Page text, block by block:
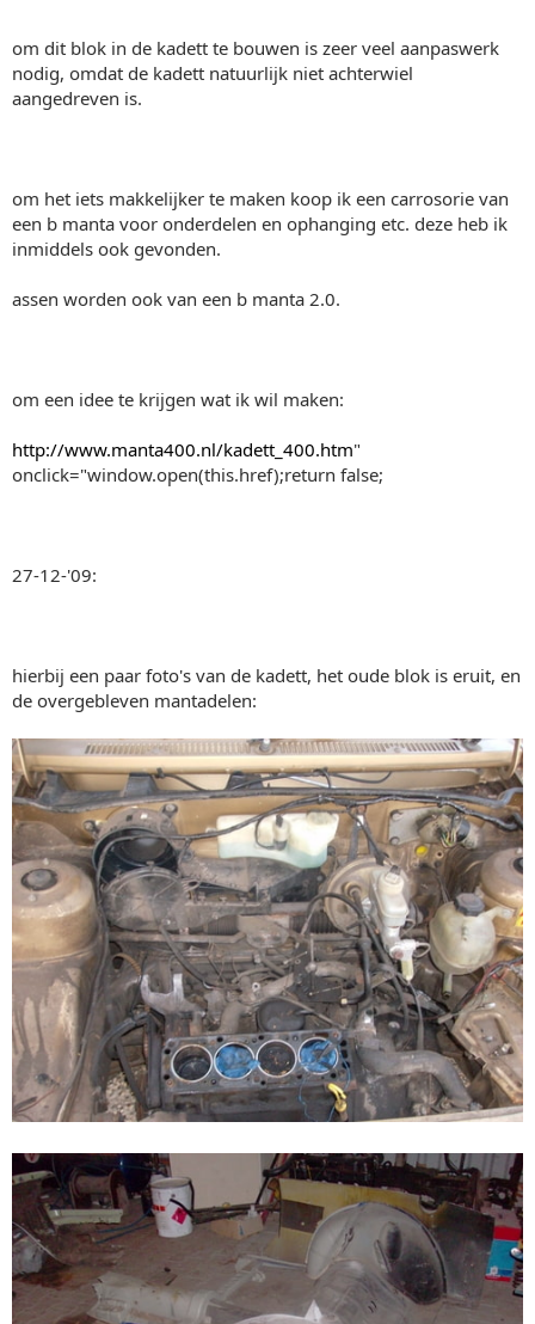
om dit blok in de kadett te bouwen is zeer veel aanpaswerk
nodig, omdat de kadett natuurlijk niet achterwiel
aangedreven is.
om het iets makkelijker te maken koop ik een carrosorie van
een b manta voor onderdelen en ophanging etc. deze heb ik
inmiddels ook gevonden.
assen worden ook van een b manta 2.0.
om een idee te krijgen wat ik wil maken:
http://www.manta400.nl/kadett_400.htm"
onclick="window.open(this.href);return false;
27-12-'09:
hierbij een paar foto's van de kadett, het oude blok is eruit, en
de overgebleven mantadelen: